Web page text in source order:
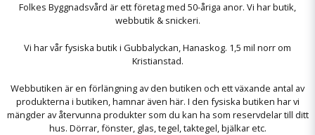
Folkes Byggnadsvård är ett företag med 50-åriga anor. Vi har butik,
webbutik & snickeri.
Vi har vår fysiska butik i Gubbalyckan, Hanaskog. 1,5 mil norr om
Kristianstad.
Webbutiken är en förlängning av den butiken och ett växande antal av
produkterna i butiken, hamnar även här. I den fysiska butiken har vi
mängder av återvunna produkter som du kan ha som reservdelar till ditt
hus. Dörrar, fönster, glas, tegel, taktegel, bjälkar etc.